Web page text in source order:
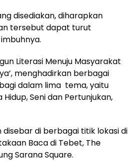
disediakan, diharapkan
tersebut dapat turut
Literasi Menuju Masyarakat
menghadirkan berbagai
dalam lima tema, yaitu
Seni dan Pertunjukan,
di berbagai titik lokasi di
Baca di Tebet, The
Sarana Square.